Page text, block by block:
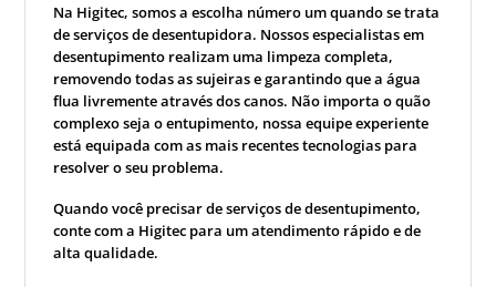
Na Higitec, somos a escolha número um quando se trata
de serviços de desentupidora. Nossos especialistas em
desentupimento realizam uma limpeza completa,
removendo todas as sujeiras e garantindo que a água
flua livremente através dos canos. Não importa o quão
complexo seja o entupimento, nossa equipe experiente
está equipada com as mais recentes tecnologias para
resolver o seu problema.
Quando você precisar de serviços de desentupimento,
conte com a Higitec para um atendimento rápido e de
alta qualidade.